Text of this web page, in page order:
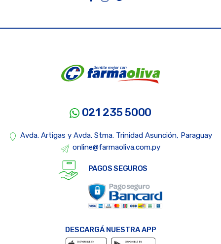
021 235 5000
Avda. Artigas y Avda. Stma. Trinidad Asunción, Paraguay
online@farmaoliva.com.py
PAGOS SEGUROS
DESCARGÁ NUESTRA APP